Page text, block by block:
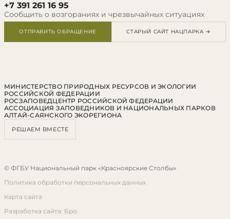
+7 391 261 16 95
Сообщить о возгораниях и чрезвычайных ситуациях
ОТПРАВИТЬ ОБРАЩЕНИЕ СТАРЫЙ САЙТ НАЦПАРКА →
МИНИСТЕРСТВО ПРИРОДНЫХ РЕСУРСОВ И ЭКОЛОГИИ
РОССИЙСКОЙ ФЕДЕРАЦИИ
РОСЗАПОВЕДЦЕНТР РОССИЙСКОЙ ФЕДЕРАЦИИ
АССОЦИАЦИЯ ЗАПОВЕДНИКОВ И НАЦИОНАЛЬНЫХ ПАРКОВ
АЛТАЙ-САЯНСКОГО ЭКОРЕГИОНА
РЕШАЕМ ВМЕСТЕ
© ФГБУ Национальный парк «Красноярские Столбы»
Политика обработки персональных данных
Карта сайта
Разработка сайта: Бро.